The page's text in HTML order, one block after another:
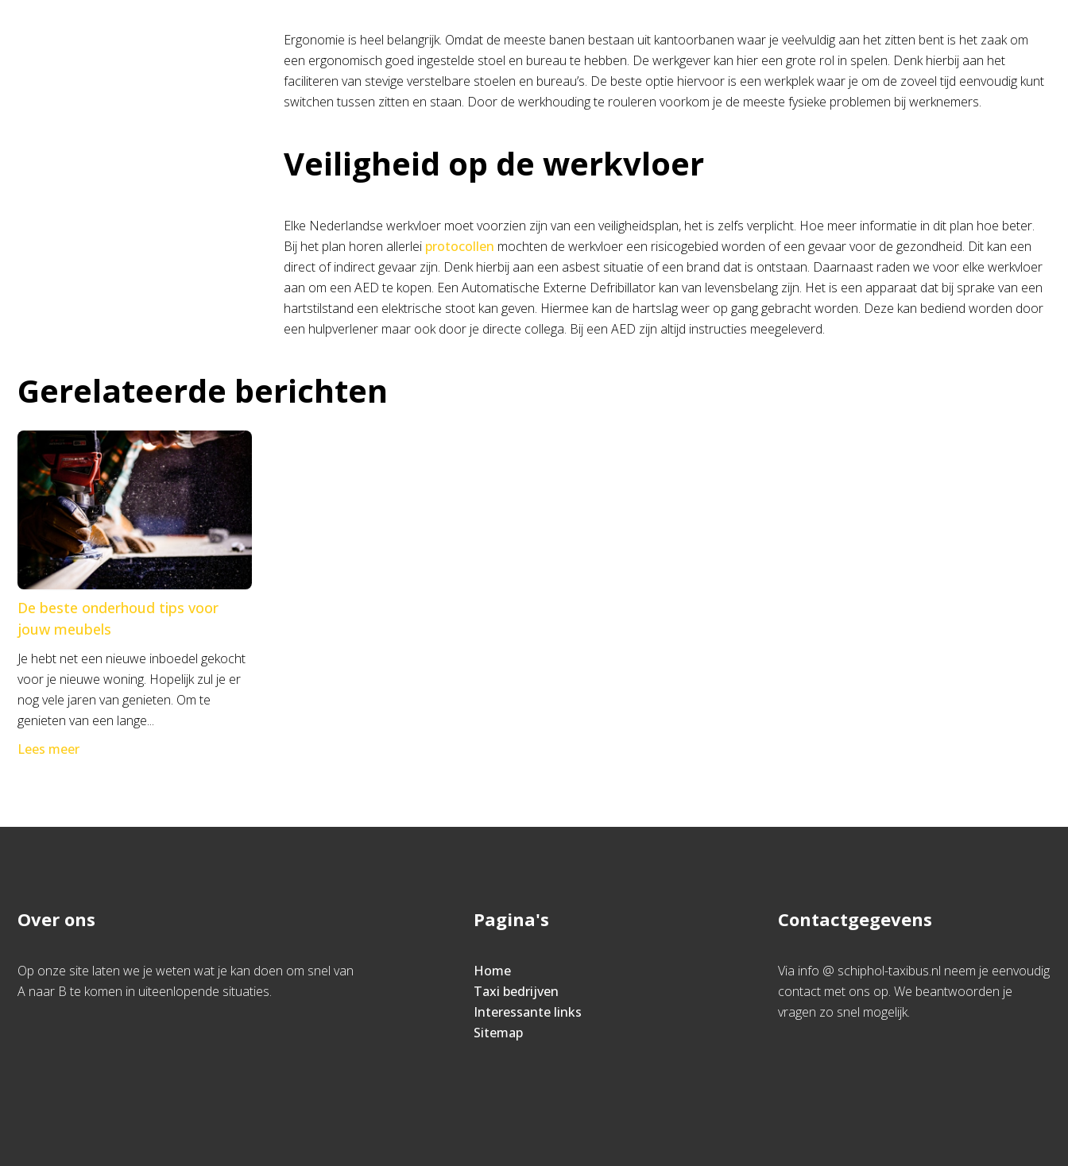
Ergonomie is heel belangrijk. Omdat de meeste banen bestaan uit kantoorbanen waar je veelvuldig aan het zitten bent is het zaak om
een ergonomisch goed ingestelde stoel en bureau te hebben. De werkgever kan hier een grote rol in spelen. Denk hierbij aan het
faciliteren van stevige verstelbare stoelen en bureau’s. De beste optie hiervoor is een werkplek waar je om de zoveel tijd eenvoudig kunt
switchen tussen zitten en staan. Door de werkhouding te rouleren voorkom je de meeste fysieke problemen bij werknemers.
Veiligheid op de werkvloer
Elke Nederlandse werkvloer moet voorzien zijn van een veiligheidsplan, het is zelfs verplicht. Hoe meer informatie in dit plan hoe beter.
Bij het plan horen allerlei protocollen mochten de werkvloer een risicogebied worden of een gevaar voor de gezondheid. Dit kan een
direct of indirect gevaar zijn. Denk hierbij aan een asbest situatie of een brand dat is ontstaan. Daarnaast raden we voor elke werkvloer
aan om een AED te kopen. Een Automatische Externe Defribillator kan van levensbelang zijn. Het is een apparaat dat bij sprake van een
hartstilstand een elektrische stoot kan geven. Hiermee kan de hartslag weer op gang gebracht worden. Deze kan bediend worden door
een hulpverlener maar ook door je directe collega. Bij een AED zijn altijd instructies meegeleverd.
Gerelateerde berichten
De beste onderhoud tips voor
jouw meubels
Je hebt net een nieuwe inboedel gekocht
voor je nieuwe woning. Hopelijk zul je er
nog vele jaren van genieten. Om te
genieten van een lange...
Lees meer
Over ons
Op onze site laten we je weten wat je kan doen om snel van
A naar B te komen in uiteenlopende situaties.
Pagina's
Home
Taxi bedrijven
Interessante links
Sitemap
Contactgegevens
Via info @ schiphol-taxibus.nl neem je eenvoudig
contact met ons op. We beantwoorden je
vragen zo snel mogelijk.